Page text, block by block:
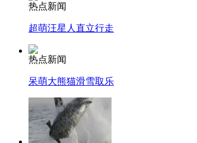
热点新闻
超萌汪星人直立行走
热点新闻
呆萌大熊猫滑雪取乐